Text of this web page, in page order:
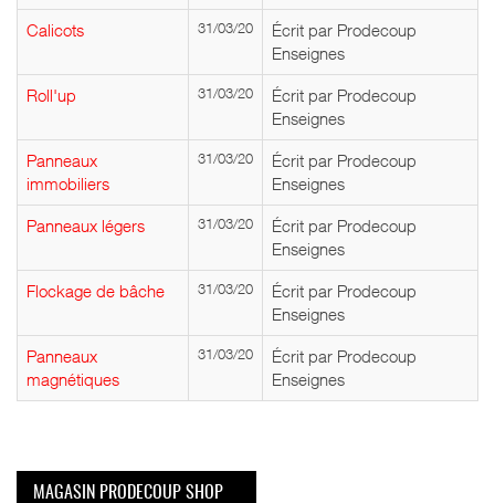
Calicots 31/03/20
Écrit par Prodecoup
Enseignes
Roll'up 31/03/20
Écrit par Prodecoup
Enseignes
Panneaux
immobiliers
31/03/20
Écrit par Prodecoup
Enseignes
Panneaux légers 31/03/20
Écrit par Prodecoup
Enseignes
Flockage de bâche 31/03/20
Écrit par Prodecoup
Enseignes
Panneaux
magnétiques
31/03/20
Écrit par Prodecoup
Enseignes
MAGASIN PRODECOUP SHOP